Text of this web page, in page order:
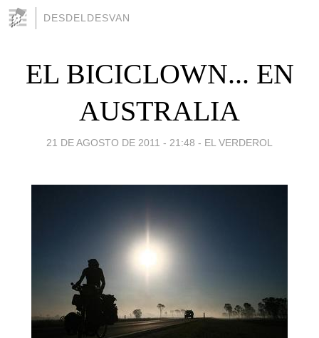
DESDELDESVAN
EL BICICLOWN... EN
AUSTRALIA
21 DE AGOSTO DE 2011 - 21:48 - EL VERDEROL